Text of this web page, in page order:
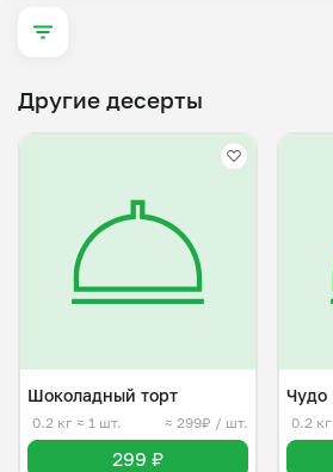
Другие десерты
Шоколадный торт
0.2 кг ≈ 1 шт. ≈ 299₽ / шт.
299 ₽
Чудо
0.2 кг